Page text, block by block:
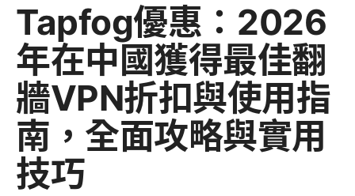
Tapfog優惠：2026
年在中國獲得最佳翻
牆VPN折扣與使用指
南，全面攻略與實用
技巧